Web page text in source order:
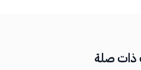
ذات صلة